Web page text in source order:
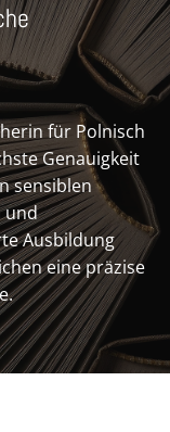
für Polnisch
Genauigkeit
sensiblen
und
Ausbildung
eine präzise